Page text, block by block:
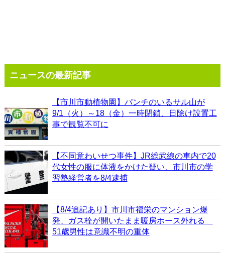
ニュースの最新記事
【市川市動植物園】パンチのいるサル山が
9/1（火）～18（金）一時閉鎖、日除け設置工
事で観覧不可に
【不同意わいせつ事件】JR総武線の車内で20
代女性の服に体液をかけた疑い、市川市の学
習塾経営者を8/4逮捕
【8/4追記あり】市川市福栄のマンション爆
発、ガス栓が開いたまま暖房ホース外れる
51歳男性は意識不明の重体